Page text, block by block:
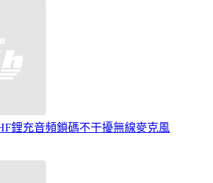
鋰充音頻鎖碼不干擾無線麥克風